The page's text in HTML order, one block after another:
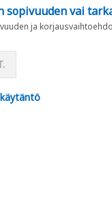
sopivuuden vai
ja